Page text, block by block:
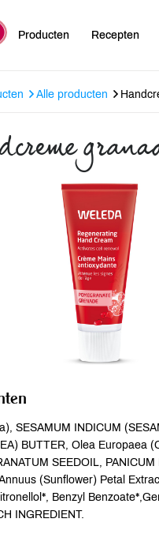
Producten Recepten
Alle producten
SESAMUM INDICUM
BUTTER, Olea Europaea
SEEDOIL,
(Sunflower) Petal
Benzyl
INGREDIENT.